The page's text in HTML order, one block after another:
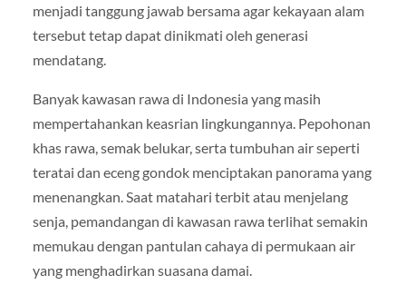
menjadi tanggung jawab bersama agar kekayaan alam
tersebut tetap dapat dinikmati oleh generasi
mendatang.
Banyak kawasan rawa di Indonesia yang masih
mempertahankan keasrian lingkungannya. Pepohonan
khas rawa, semak belukar, serta tumbuhan air seperti
teratai dan eceng gondok menciptakan panorama yang
menenangkan. Saat matahari terbit atau menjelang
senja, pemandangan di kawasan rawa terlihat semakin
memukau dengan pantulan cahaya di permukaan air
yang menghadirkan suasana damai.